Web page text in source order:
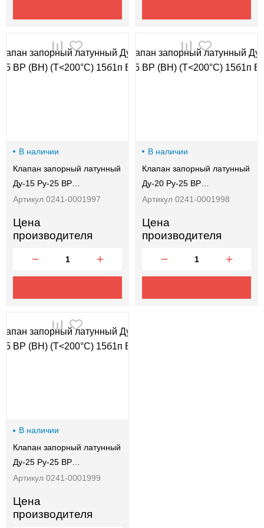
В наличии
Клапан запорный латунный
Ду-15 Ру-25 ВР…
Артикул 0241-0001997
Цена
производителя
В наличии
Клапан запорный латунный
Ду-20 Ру-25 ВР…
Артикул 0241-0001998
Цена
производителя
В наличии
Клапан запорный латунный
Ду-25 Ру-25 ВР…
Артикул 0241-0001999
Цена
производителя